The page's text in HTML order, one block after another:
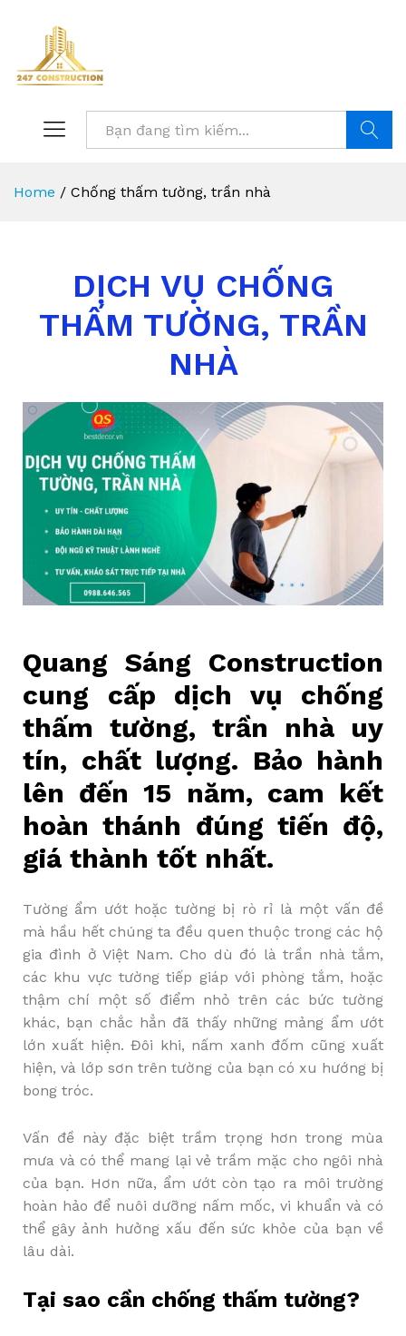
Home / Chống thấm tường, trần nhà
DỊCH VỤ CHỐNG
THẤM TƯỜNG, TRẦN
NHÀ
Quang Sáng Construction
cung cấp dịch vụ chống
thấm tường, trần nhà uy
tín, chất lượng. Bảo hành
lên đến 15 năm, cam kết
hoàn thánh đúng tiến độ,
giá thành tốt nhất.
Tường ẩm ướt hoặc tường bị rò rỉ là một vấn đề
mà hầu hết chúng ta đều quen thuộc trong các hộ
gia đình ở Việt Nam. Cho dù đó là trần nhà tắm,
các khu vực tường tiếp giáp với phòng tắm, hoặc
thậm chí một số điểm nhỏ trên các bức tường
khác, bạn chắc hẳn đã thấy những mảng ẩm ướt
lớn xuất hiện. Đôi khi, nấm xanh đốm cũng xuất
hiện, và lớp sơn trên tường của bạn có xu hướng bị
bong tróc.
Vấn đề này đặc biệt trầm trọng hơn trong mùa
mưa và có thể mang lại vẻ trầm mặc cho ngôi nhà
của bạn. Hơn nữa, ẩm ướt còn tạo ra môi trường
hoàn hảo để nuôi dưỡng nấm mốc, vi khuẩn và có
thể gây ảnh hưởng xấu đến sức khỏe của bạn về
lâu dài.
Tại sao cần chống thấm tường?